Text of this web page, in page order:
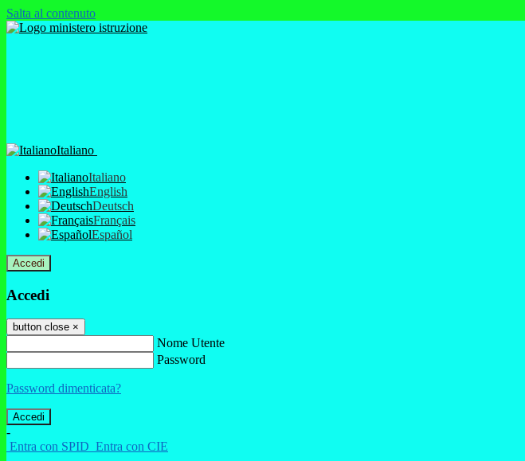
Salta al contenuto
Italiano
Italiano
English
Deutsch
Français
Español
Accedi
Accedi
button close ×
Nome Utente
Password
Password dimenticata?
-
Entra con SPID Entra con CIE